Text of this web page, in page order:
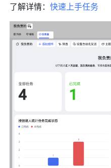
了解详情：快速上手任务